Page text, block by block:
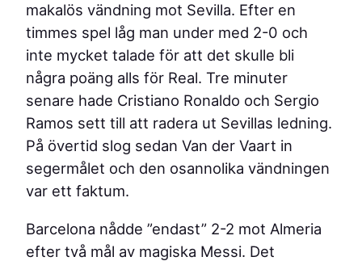
makalös vändning mot Sevilla. Efter en
timmes spel låg man under med 2-0 och
inte mycket talade för att det skulle bli
några poäng alls för Real. Tre minuter
senare hade Cristiano Ronaldo och Sergio
Ramos sett till att radera ut Sevillas ledning.
På övertid slog sedan Van der Vaart in
segermålet och den osannolika vändningen
var ett faktum.
Barcelona nådde ”endast” 2-2 mot Almeria
efter två mål av magiska Messi. Det